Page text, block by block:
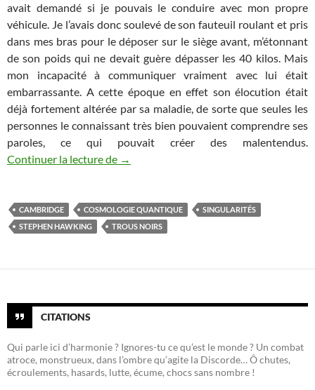
avait demandé si je pouvais le conduire avec mon propre
véhicule. Je l’avais donc soulevé de son fauteuil roulant et pris
dans mes bras pour le déposer sur le siège avant, m’étonnant
de son poids qui ne devait guère dépasser les 40 kilos. Mais
mon incapacité à communiquer vraiment avec lui était
embarrassante. A cette époque en effet son élocution était
déjà fortement altérée par sa maladie, de sorte que seules les
personnes le connaissant très bien pouvaient comprendre ses
paroles, ce qui pouvait créer des malentendus.
Continuer la lecture de Stephen Hawking (1942-2018) :
→
CAMBRIDGE COSMOLOGIE QUANTIQUE
SINGULARITÉS
STEPHEN HAWKING
TROUS NOIRS
CITATIONS
Qui parle ici d’harmonie ? Ignores-tu ce qu’est le monde ? Un combat
atroce, monstrueux, dans l’ombre qu’agite la Discorde… Ô chutes,
écroulements, hasards, lutte, écume, chocs sans nombre !